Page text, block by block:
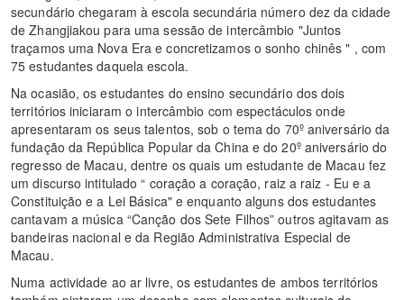
secundário chegaram à escola secundária número dez da cidade
de Zhangjiakou para uma sessão de intercâmbio "Juntos
traçamos uma Nova Era e concretizamos o sonho chinês " , com
75 estudantes daquela escola.
Na ocasião, os estudantes do ensino secundário dos dois
territórios iniciaram o intercâmbio com espectáculos onde
apresentaram os seus talentos, sob o tema do 70º aniversário da
fundação da República Popular da China e do 20º aniversário do
regresso de Macau, dentre os quais um estudante de Macau fez
um discurso intitulado “ coração a coração, raiz a raiz - Eu e a
Constituição e a Lei Básica" e enquanto alguns dos estudantes
cantavam a música “Canção dos Sete Filhos” outros agitavam as
bandeiras nacional e da Região Administrativa Especial de
Macau.
Numa actividade ao ar livre, os estudantes de ambos territórios